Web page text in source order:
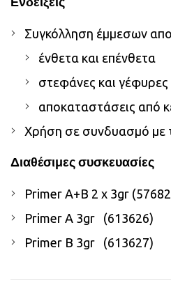
Συγκόλληση έμμεσων
ένθετα και επένθετα
στεφάνες και γέφυρες
αποκαταστάσεις από
Χρήση σε συνδυασμό με
Διαθέσιμες συσκευασίες
Primer A+B 2 x 3gr
Primer A 3gr (613626)
Primer B 3gr (613627)